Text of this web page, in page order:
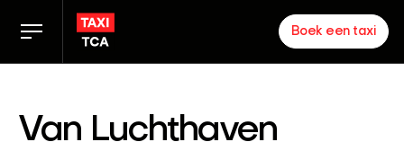
Boek een taxi
Tarieven
Van Luchthaven